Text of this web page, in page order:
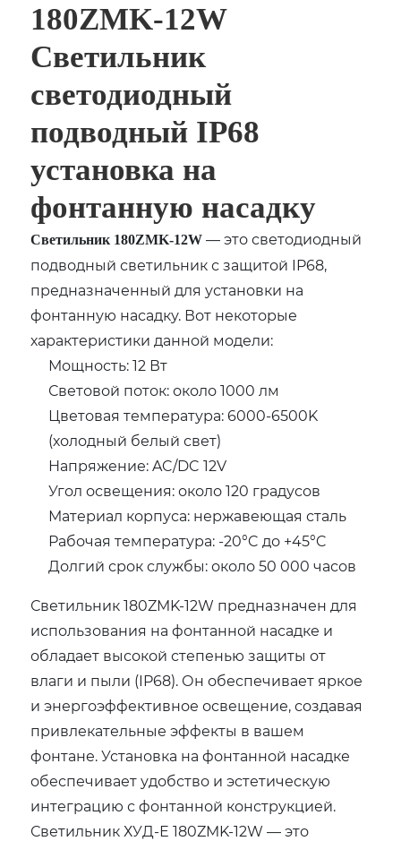
180ZMK-12W
Светильник
светодиодный
подводный IP68
установка на
фонтанную насадку
Светильник 180ZMK-12W — это светодиодный
подводный светильник с защитой IP68,
предназначенный для установки на
фонтанную насадку. Вот некоторые
характеристики данной модели:
Мощность: 12 Вт
Световой поток: около 1000 лм
Цветовая температура: 6000-6500K
(холодный белый свет)
Напряжение: AC/DC 12V
Угол освещения: около 120 градусов
Материал корпуса: нержавеющая сталь
Рабочая температура: -20°C до +45°C
Долгий срок службы: около 50 000 часов
Светильник 180ZMK-12W предназначен для
использования на фонтанной насадке и
обладает высокой степенью защиты от
влаги и пыли (IP68). Он обеспечивает яркое
и энергоэффективное освещение, создавая
привлекательные эффекты в вашем
фонтане. Установка на фонтанной насадке
обеспечивает удобство и эстетическую
интеграцию с фонтанной конструкцией.
Светильник ХУД-Е 180ZMK-12W — это